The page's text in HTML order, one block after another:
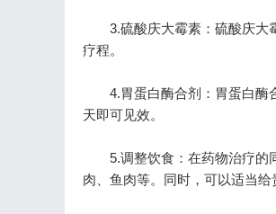
3.硫酸庆大霉素：硫酸庆大霉
疗程。
4.胃蛋白酶合剂：胃蛋白酶合
天即可见效。
5.调整饮食：在药物治疗的同
肉、鱼肉等。同时，可以适当